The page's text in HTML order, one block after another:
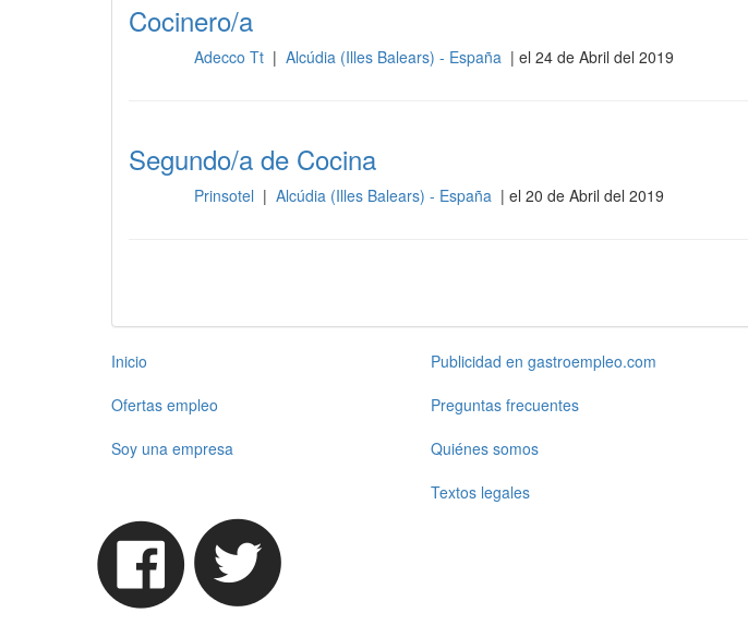
Cocinero/a
Adecco Tt | Alcúdia (Illes Balears) - España | el 24 de Abril del 2019
Segundo/a de Cocina
Prinsotel | Alcúdia (Illes Balears) - España | el 20 de Abril del 2019
Inicio
Ofertas empleo
Soy una empresa
Publicidad en gastroempleo.com
Preguntas frecuentes
Quiénes somos
Textos legales